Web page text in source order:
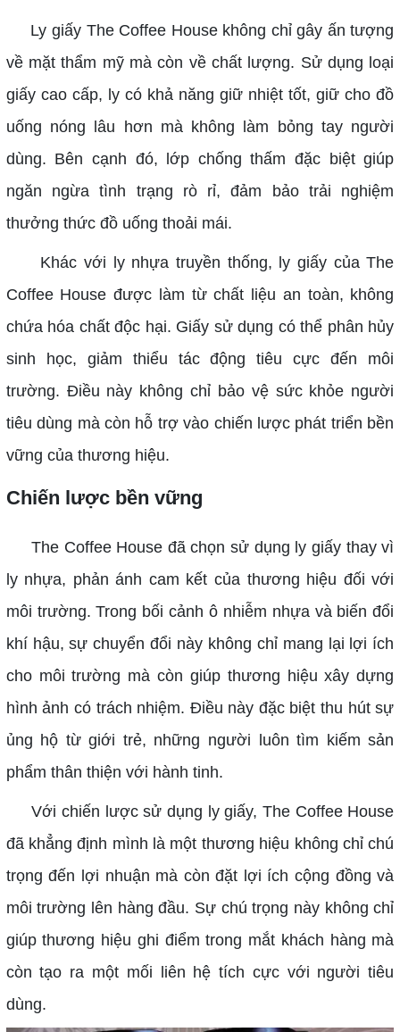
Ly giấy The Coffee House không chỉ gây ấn tượng
về mặt thẩm mỹ mà còn về chất lượng. Sử dụng loại
giấy cao cấp, ly có khả năng giữ nhiệt tốt, giữ cho đồ
uống nóng lâu hơn mà không làm bỏng tay người
dùng. Bên cạnh đó, lớp chống thấm đặc biệt giúp
ngăn ngừa tình trạng rò rỉ, đảm bảo trải nghiệm
thưởng thức đồ uống thoải mái.
Khác với ly nhựa truyền thống, ly giấy của The
Coffee House được làm từ chất liệu an toàn, không
chứa hóa chất độc hại. Giấy sử dụng có thể phân hủy
sinh học, giảm thiểu tác động tiêu cực đến môi
trường. Điều này không chỉ bảo vệ sức khỏe người
tiêu dùng mà còn hỗ trợ vào chiến lược phát triển bền
vững của thương hiệu.
Chiến lược bền vững
The Coffee House đã chọn sử dụng ly giấy thay vì
ly nhựa, phản ánh cam kết của thương hiệu đối với
môi trường. Trong bối cảnh ô nhiễm nhựa và biến đổi
khí hậu, sự chuyển đổi này không chỉ mang lại lợi ích
cho môi trường mà còn giúp thương hiệu xây dựng
hình ảnh có trách nhiệm. Điều này đặc biệt thu hút sự
ủng hộ từ giới trẻ, những người luôn tìm kiếm sản
phẩm thân thiện với hành tinh.
Với chiến lược sử dụng ly giấy, The Coffee House
đã khẳng định mình là một thương hiệu không chỉ chú
trọng đến lợi nhuận mà còn đặt lợi ích cộng đồng và
môi trường lên hàng đầu. Sự chú trọng này không chỉ
giúp thương hiệu ghi điểm trong mắt khách hàng mà
còn tạo ra một mối liên hệ tích cực với người tiêu
dùng.